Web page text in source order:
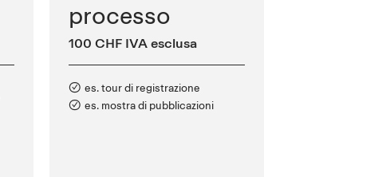
processo
100 CHF IVA esclusa
es. tour di registrazione
es. mostra di pubblicazioni